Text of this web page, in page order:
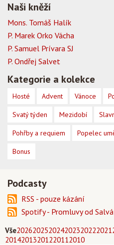
Vše202620252024202320222021
20142013201220112010
Naši kněží
Mons. Tomáš Halík
P. Marek Orko Vácha
P. Samuel Prívara SJ
P. Ondřej Salvet
Kategorie a kolekce
Hosté Advent Vánoce
Svatý týden Mezidobí
Pohřby a requiem Popelec
Bonus
Podcasty
RSS - pouze kázání
Spotify - Promluvy od